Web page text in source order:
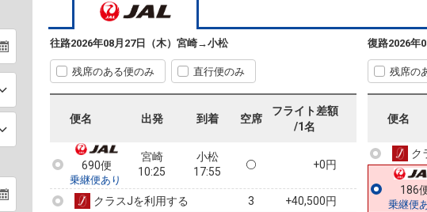
往路2026年08月27日（木） 宮崎→小松
残席のある便のみ 直行便のみ
便名 出発 到着 空席
フライト差額
/1名
688便
乗継便あり
宮崎
14:05
690便
宮崎
10:25
小松
14:05
選択中
― 円
690便
乗継便あり
宮崎
10:25
小松
17:55
+0円
クラスJを利用する 3 +40,500円
復路2026年
残席の
便名
184
乗継便
ク
184便
ク
186
乗継便